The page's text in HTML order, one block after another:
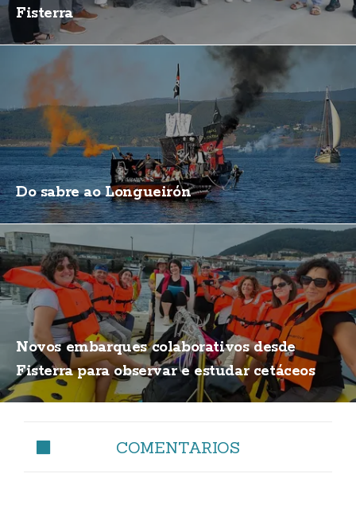
Fisterra
Do sabre ao Longueirón
Novos embarques colaborativos desde
Fisterra para observar e estudar cetáceos
COMENTARIOS